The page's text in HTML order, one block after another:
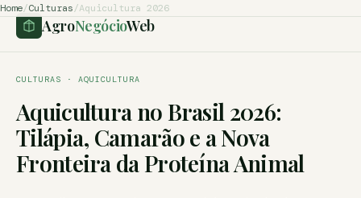
AgroNegócioWeb
Home/Culturas/Aquicultura 2026
CULTURAS · AQUICULTURA
Aquicultura no Brasil 2026:
Tilápia, Camarão e a Nova
Fronteira da Proteína Animal